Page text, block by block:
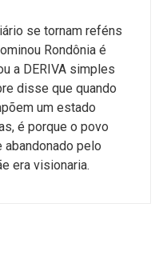
se tornam reféns
Rondônia é
a DERIVA simples
disse que quando
um estado
é porque o povo
abandonado pelo
era visionaria.